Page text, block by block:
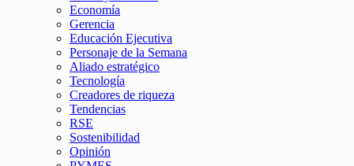
Economía
Gerencia
Educación Ejecutiva
Personaje de la Semana
Aliado estratégico
Tecnología
Creadores de riqueza
Tendencias
RSE
Sostenibilidad
Opinión